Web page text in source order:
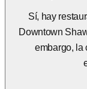
Sí, hay
Downtown
embargo, la